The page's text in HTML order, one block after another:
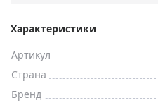
Характеристики
Артикул
Страна
Бренд